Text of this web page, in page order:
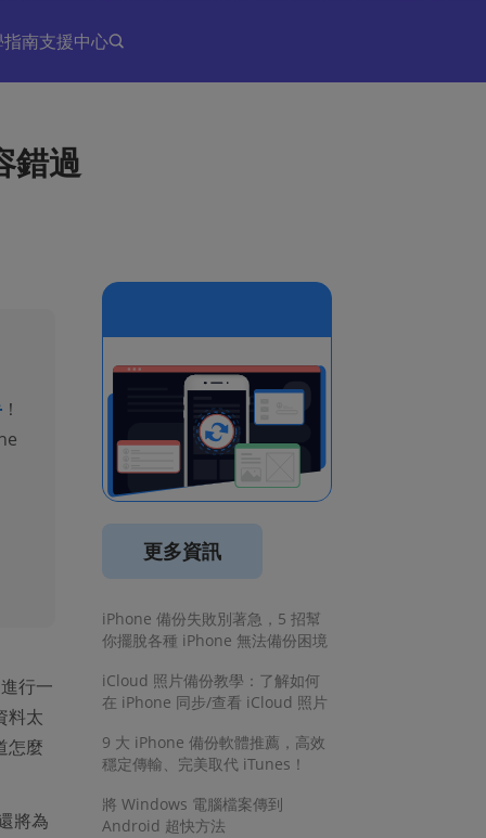
南支援中心
錯過
！
行一
料太
怎麼
將為
更多資訊
iPhone 備份失敗別著急，5 招幫
你擺脫各種 iPhone 無法備份困境
iCloud 照片備份教學：了解如何
在 iPhone 同步/查看 iCloud 照片
9 大 iPhone 備份軟體推薦，高效
穩定傳輸、完美取代 iTunes！
將 Windows 電腦檔案傳到
Android 超快方法